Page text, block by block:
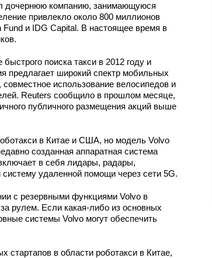
дочернюю компанию, занимающуюся
привлекло около 800 миллионов
и IDG Capital. В настоящее время в
поиска такси в 2012 году и
предлагает широкий спектр мобильных
использование велосипедов и
Reuters сообщило в прошлом месяце,
публичного размещения акций выше
в Китае и США, но модель Volvo
созданная аппаратная система
в себя лидары, радары,
удаленной помощи через сети 5G.
с резервными функциями Volvo в
рулем. Если какая-либо из основных
системы Volvo могут обеспечить
стартапов в области роботакси в Китае,